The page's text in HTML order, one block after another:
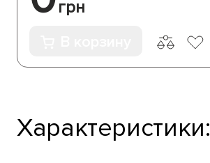
грн
Характеристики: